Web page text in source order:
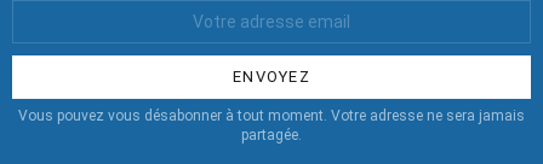
:
Vous pouvez vous désabonner à tout moment. Votre adresse ne sera jamais
partagée.